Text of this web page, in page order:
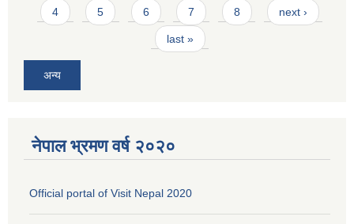
4 5 6 7 8 next ›
last »
अन्य
नेपाल भ्रमण वर्ष २०२०
Official portal of Visit Nepal 2020